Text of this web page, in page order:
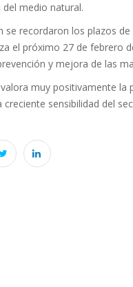
medio natural.
se recordaron los plazos
el próximo 27 de febrero
y mejora de las
muy positivamente
sensibilidad del